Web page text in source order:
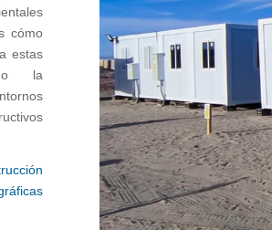
cómo
estas
la